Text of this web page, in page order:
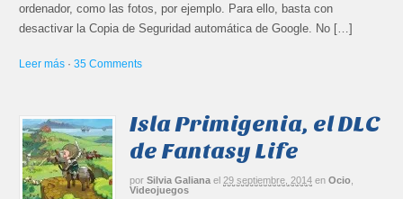
ordenador, como las fotos, por ejemplo. Para ello, basta con
desactivar la Copia de Seguridad automática de Google. No […]
Leer más ·35 Comments
Isla Primigenia, el DLC
de Fantasy Life
por Silvia Galiana el 29 septiembre, 2014 en Ocio
Videojuegos